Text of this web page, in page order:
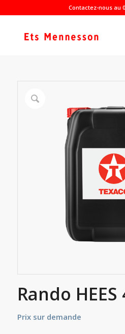
Contactez-nous au
Rando HEES
Prix sur demande